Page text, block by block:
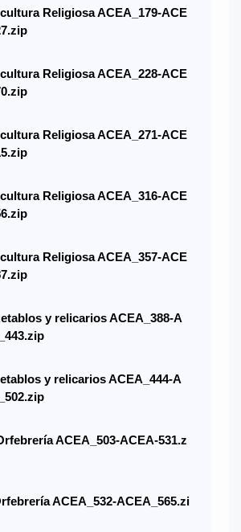
Religiosa ACEA_179-ACE
Religiosa ACEA_228-ACE
Religiosa ACEA_271-ACE
Religiosa ACEA_316-ACE
Religiosa ACEA_357-ACE
y relicarios ACEA_388-A
y relicarios ACEA_444-A
ACEA_503-ACEA-531.z
ACEA_532-ACEA_565.zi